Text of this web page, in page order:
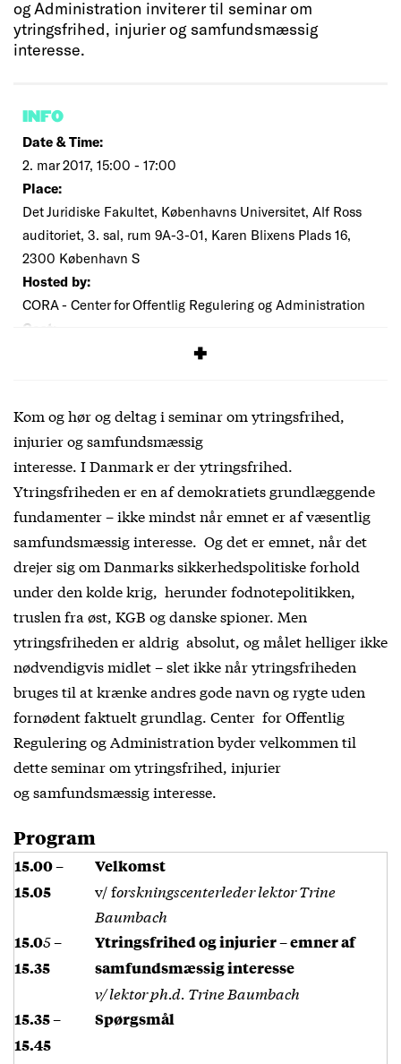
og Administration inviterer til seminar om
ytringsfrihed, injurier og samfundsmæssig
interesse.
INFO
Date & Time:
2. mar 2017, 15:00 - 17:00
Place:
Det Juridiske Fakultet, Københavns Universitet, Alf Ross
auditoriet, 3. sal, rum 9A-3-01, Karen Blixens Plads 16,
2300 København S
Hosted by:
CORA - Center for Offentlig Regulering og Administration
Cost:
Kom og hør og deltag i seminar om ytringsfrihed,
injurier og samfundsmæssig
interesse. I Danmark er der ytringsfrihed.
Ytringsfriheden er en af demokratiets grundlæggende
fundamenter – ikke mindst når emnet er af væsentlig
samfundsmæssig interesse. Og det er emnet, når det
drejer sig om Danmarks sikkerhedspolitiske forhold
under den kolde krig, herunder fodnotepolitikken,
truslen fra øst, KGB og danske spioner. Men
ytringsfriheden er aldrig absolut, og målet helliger ikke
nødvendigvis midlet – slet ikke når ytringsfriheden
bruges til at krænke andres gode navn og rygte uden
fornødent faktuelt grundlag. Center for Offentlig
Regulering og Administration byder velkommen til
dette seminar om ytringsfrihed, injurier
og samfundsmæssig interesse.
Program
15.00 –
15.05
Velkomst
v/ forskningscenterleder lektor Trine
Baumbach
15.05–
15.35
Ytringsfrihed og injurier – emner af
samfundsmæssig interesse
v/ lektor ph.d. Trine Baumbach
15.35 –
15.45
Spørgsmål